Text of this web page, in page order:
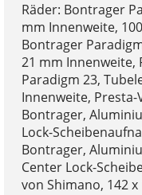
Räder: Bontrager
mm Innenweite,
Bontrager
21 mm
Paradigm 23,
Innenweite, Presta-
Bontrager,
Lock-
Bontrager,
Center Lock-
von Shimano, 142